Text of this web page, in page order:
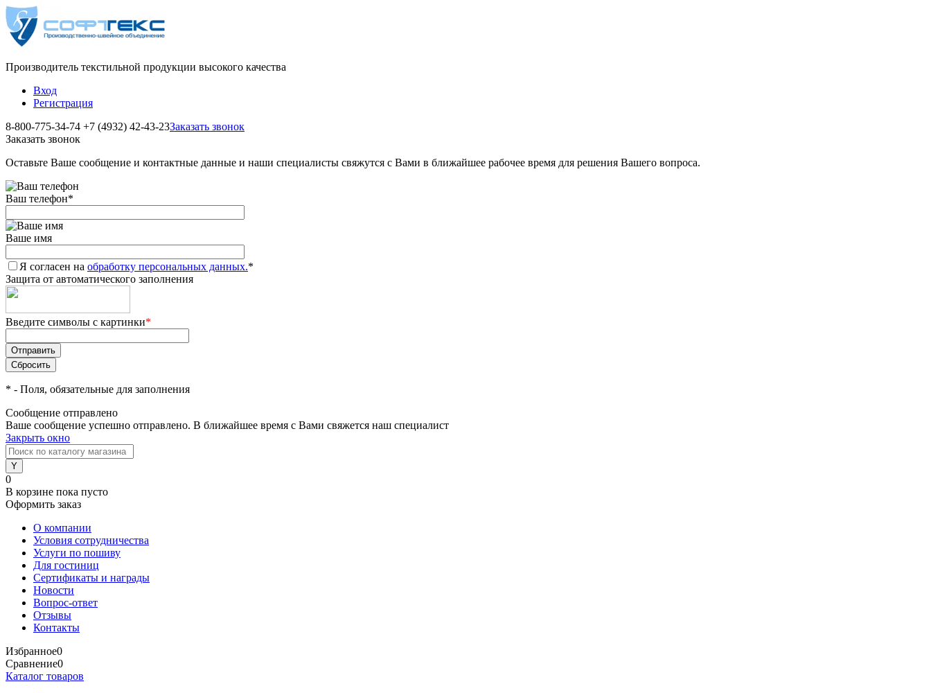
Производитель текстильной продукции высокого качества
Вход
Регистрация
8-800-775-34-74 +7 (4932) 42-43-23Заказать звонок
Заказать звонок
Оставьте Ваше сообщение и контактные данные и наши специалисты свяжутся с Вами в ближайшее рабочее время для решения Вашего вопроса.
Ваш телефон*
Ваше имя
Я согласен на обработку персональных данных.*
Защита от автоматического заполнения
Введите символы с картинки*
* - Поля, обязательные для заполнения
Сообщение отправлено
Ваше сообщение успешно отправлено. В ближайшее время с Вами свяжется наш специалист
Закрыть окно
0
В корзине пока пусто
Оформить заказ
О компании
Условия сотрудничества
Услуги по пошиву
Для гостиниц
Сертификаты и награды
Новости
Вопрос-ответ
Отзывы
Контакты
Избранное0
Сравнение0
Каталог товаров